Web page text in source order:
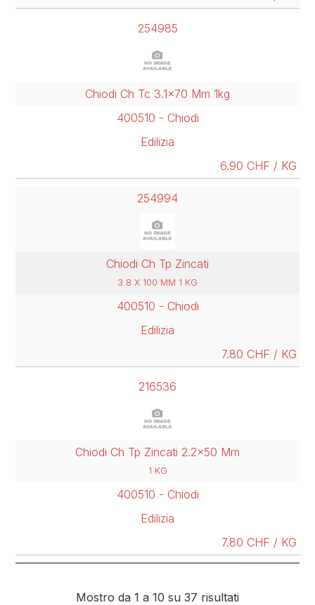
254985
Chiodi Ch Tc 3.1x70 Mm 1kg
400510 - Chiodi
Edilizia
6.90 CHF / KG
254994
Chiodi Ch Tp Zincati
3.8 X 100 MM 1 KG
400510 - Chiodi
Edilizia
7.80 CHF / KG
216536
Chiodi Ch Tp Zincati 2.2x50 Mm
1 KG
400510 - Chiodi
Edilizia
7.80 CHF / KG
Mostro da 1 a 10 su 37 risultati